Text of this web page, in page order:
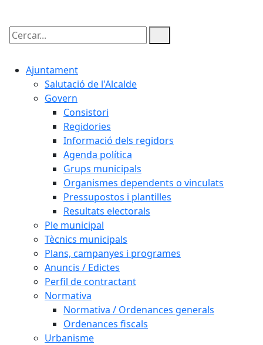
Cercar:
Ajuntament
Salutació de l'Alcalde
Govern
Consistori
Regidories
Informació dels regidors
Agenda política
Grups municipals
Organismes dependents o vinculats
Pressupostos i plantilles
Resultats electorals
Ple municipal
Tècnics municipals
Plans, campanyes i programes
Anuncis / Edictes
Perfil de contractant
Normativa
Normativa / Ordenances generals
Ordenances fiscals
Urbanisme